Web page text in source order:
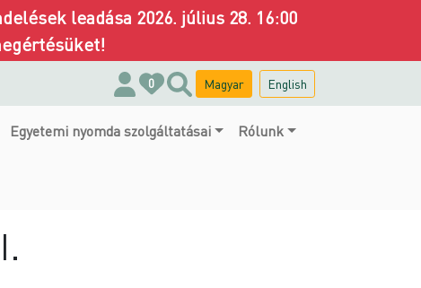
leadása 2026. július 28. 16:00
0 Magyar English
Egyetemi nyomda szolgáltatásai Rólunk